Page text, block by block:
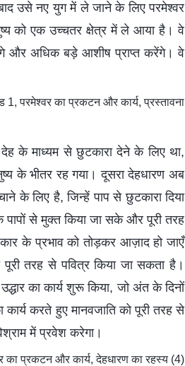
उसे नए युग में ले जाने के लिए परमेश्वर
को एक उच्चतर क्षेत्र में ले आया है। वे
और अधिक बड़े आशीष प्राप्त करेंगे। वे
परमेश्वर का प्रकटन और कार्य, प्रस्तावना
के माध्यम से छुटकारा देने के लिए था,
के भीतर रह गया। दूसरा देहधारण अब
के लिए है, जिन्हें पाप से छुटकारा दिया
पापों से मुक्त किया जा सके और पूरी तरह
के प्रभाव को तोड़कर आज़ाद हो जाएँ
तरह से पवित्र किया जा सकता है।
का कार्य शुरू किया, जो अंत के दिनों
करते हुए मानवजाति को पूरी तरह से
में प्रवेश करेगा।
प्रकटन और कार्य, देहधारण का रहस्य (4)